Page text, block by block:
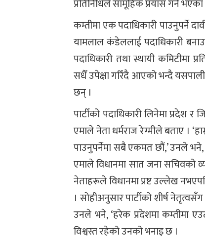
प्रतिनिधिले सामूहिक प्रयास गर्ने
कम्तीमा एक पदाधिकारी पाउनुपर्ने
यामलाल कंडेललाई पदाधिकारी
पदाधिकारी तथा स्थायी कमिटीमा
सधैँ उपेक्षा गरिँदै आएको भन्दै
छन् ।
पार्टीको पदाधिकारी लिनेमा प्रदेश
एमाले नेता धर्मराज रेग्मीले बताए ।
पाउनुपर्नेमा सबै एकमत छौं,’ उनले
एमाले विधानमा सात जना सचिवको
नेताहरूले विधानमा प्रष्ट उल्लेख
। सोहीअनुसार पार्टीको शीर्ष
उनले भने, ‘हरेक प्रदेशमा कम्तीमा
विश्वस्त रहेको उनको भनाइ छ ।